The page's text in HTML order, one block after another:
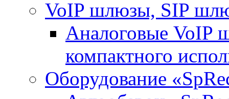
VoIP шлюзы, SIP
Аналоговые VoIP
компактного
Оборудование